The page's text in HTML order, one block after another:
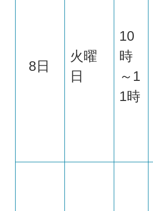
8日
火曜
日
10
時
～1
1時